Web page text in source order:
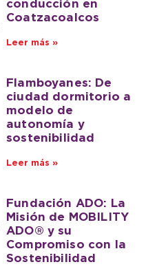
conducción en
Coatzacoalcos
Leer más »
Flamboyanes: De
ciudad dormitorio a
modelo de
autonomía y
sostenibilidad
Leer más »
Fundación ADO: La
Misión de MOBILITY
ADO® y su
Compromiso con la
Sostenibilidad